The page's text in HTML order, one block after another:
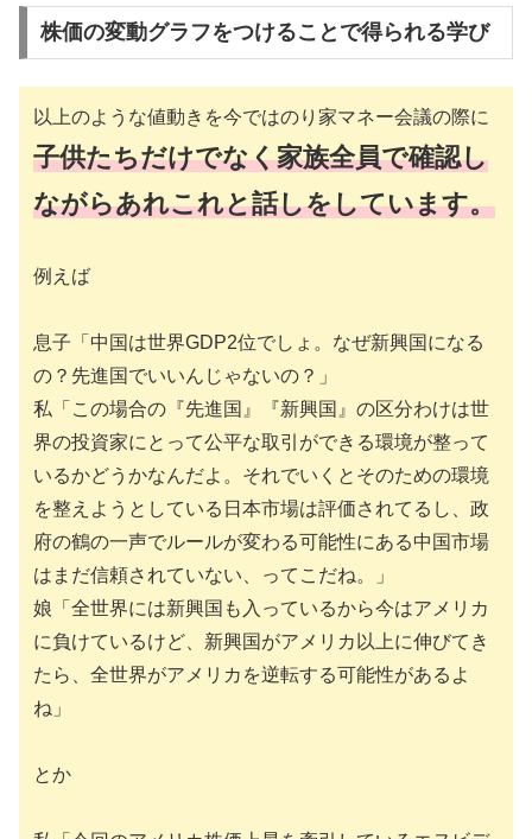
株価の変動グラフをつけることで得られる学び
以上のような値動きを今ではのり家マネー会議の際に
子供たちだけでなく家族全員で確認し
ながらあれこれと話しをしています。
例えば
息子「中国は世界GDP2位でしょ。なぜ新興国になる
の？先進国でいいんじゃないの？」
私「この場合の『先進国』『新興国』の区分わけは世
界の投資家にとって公平な取引ができる環境が整って
いるかどうかなんだよ。それでいくとそのための環境
を整えようとしている日本市場は評価されてるし、政
府の鶴の一声でルールが変わる可能性にある中国市場
はまだ信頼されていない、ってこだね。」
娘「全世界には新興国も入っているから今はアメリカ
に負けているけど、新興国がアメリカ以上に伸びてき
たら、全世界がアメリカを逆転する可能性があるよ
ね」
とか